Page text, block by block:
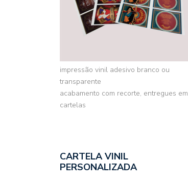
impressão vinil adesivo branco ou
transparente
acabamento com recorte, entregues em
cartelas
CARTELA VINIL
PERSONALIZADA